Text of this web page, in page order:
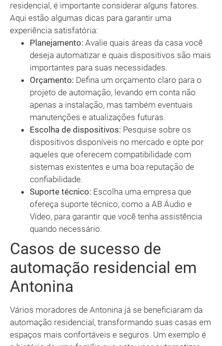
residencial, é importante considerar alguns fatores.
Aqui estão algumas dicas para garantir uma
experiência satisfatória:
Planejamento: Avalie quais áreas da casa você
deseja automatizar e quais dispositivos são mais
importantes para suas necessidades.
Orçamento: Defina um orçamento claro para o
projeto de automação, levando em conta não
apenas a instalação, mas também eventuais
manutenções e atualizações futuras.
Escolha de dispositivos: Pesquise sobre os
dispositivos disponíveis no mercado e opte por
aqueles que oferecem compatibilidade com
sistemas existentes e uma boa reputação de
confiabilidade.
Suporte técnico: Escolha uma empresa que
ofereça suporte técnico, como a AB Áudio e
Vídeo, para garantir que você tenha assistência
quando necessário.
Casos de sucesso de
automação residencial em
Antonina
Vários moradores de Antonina já se beneficiaram da
automação residencial, transformando suas casas em
espaços mais confortáveis e seguros. Um exemplo é